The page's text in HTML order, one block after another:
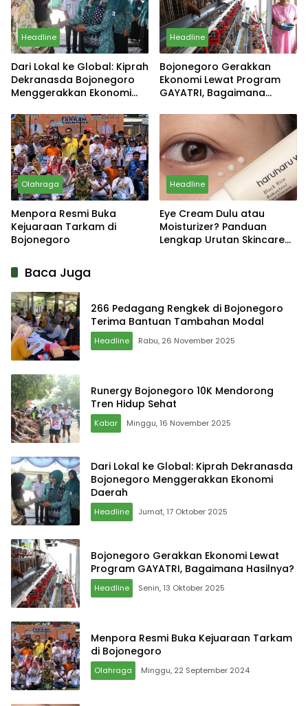
Headline
Dari Lokal ke Global: Kiprah
Dekranasda Bojonegoro
Menggerakkan Ekonomi
Headline
Bojonegoro Gerakkan
Ekonomi Lewat Program
GAYATRI, Bagaimana
Olahraga
Menpora Resmi Buka
Kejuaraan Tarkam di
Bojonegoro
Headline
Eye Cream Dulu atau
Moisturizer? Panduan
Lengkap Urutan Skincare
Baca Juga
266 Pedagang Rengkek di Bojonegoro
Terima Bantuan Tambahan Modal
Headline Rabu, 26 November 2025
Runergy Bojonegoro 10K Mendorong
Tren Hidup Sehat
Kabar Minggu, 16 November 2025
Dari Lokal ke Global: Kiprah Dekranasda
Bojonegoro Menggerakkan Ekonomi
Daerah
Headline Jumat, 17 Oktober 2025
Bojonegoro Gerakkan Ekonomi Lewat
Program GAYATRI, Bagaimana Hasilnya?
Headline Senin, 13 Oktober 2025
Menpora Resmi Buka Kejuaraan Tarkam
di Bojonegoro
Olahraga Minggu, 22 September 2024